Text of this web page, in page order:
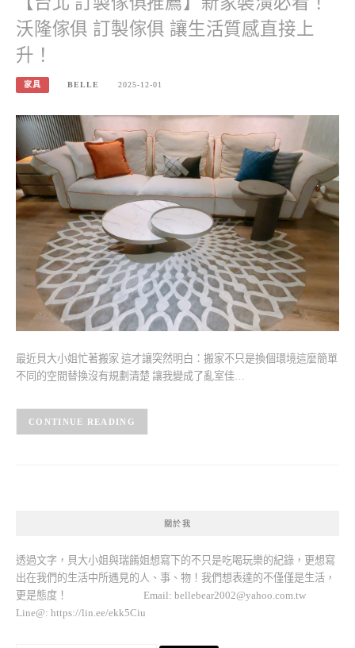
沃隆傢俱 訂製傢俱 讓生活質感直接上
升！
家具 BELLE 2025-12-01
最近貝大小姐忙著搬家 這才讓突然明白：搬家不只是換個環境這麼簡單
不同的空間替換沒有規劃清楚 讓我變成了亂室佳…
CONTINUE READING
關於我
透過文字，貝大小姐與瑞餚姐想寫下的不只是吃喝玩樂的紀錄，更想寫
出在我們的生活中所遇見的人、事、物！我們想表達的不僅僅是生活，
更是態度！ Email: bellebear2002@yahoo.com.tw
Line@: https://lin.ee/ekk5Ciu